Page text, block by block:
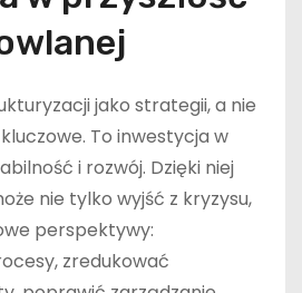
jako strategii, a nie
To inwestycja w
i rozwój. Dzięki niej
nie tylko wyjść z kryzysu,
perspektywy:
zredukować